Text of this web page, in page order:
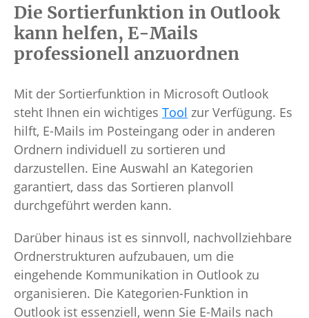
Die Sortierfunktion in Outlook
kann helfen, E-Mails
professionell anzuordnen
Mit der Sortierfunktion in Microsoft Outlook
steht Ihnen ein wichtiges Tool zur Verfügung. Es
hilft, E-Mails im Posteingang oder in anderen
Ordnern individuell zu sortieren und
darzustellen. Eine Auswahl an Kategorien
garantiert, dass das Sortieren planvoll
durchgeführt werden kann.
Darüber hinaus ist es sinnvoll, nachvollziehbare
Ordnerstrukturen aufzubauen, um die
eingehende Kommunikation in Outlook zu
organisieren. Die Kategorien-Funktion in
Outlook ist essenziell, wenn Sie E-Mails nach